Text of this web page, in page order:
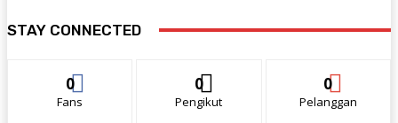
STAY CONNECTED
0
Fans
0
Pengikut
0
Pelanggan